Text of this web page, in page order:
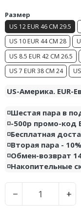
Размер
US 12 EUR 46 CM 29.5
US 10 EUR 44 CM 28
US 8.5 EUR 42 CM 26.5
US 7 EUR 38 CM 24
US-Америка. EUR-
◽️Шестая пара в
◽️-500р промо-код
◽️Бесплатная
◽️Вторая пара - 10%
◽️Обмен-возврат
◽️Накопительные
− +
Nike ST
Nike GT
Nike Ja
Nike Kyrie
Nike Freak
Nike KD
Nike PG